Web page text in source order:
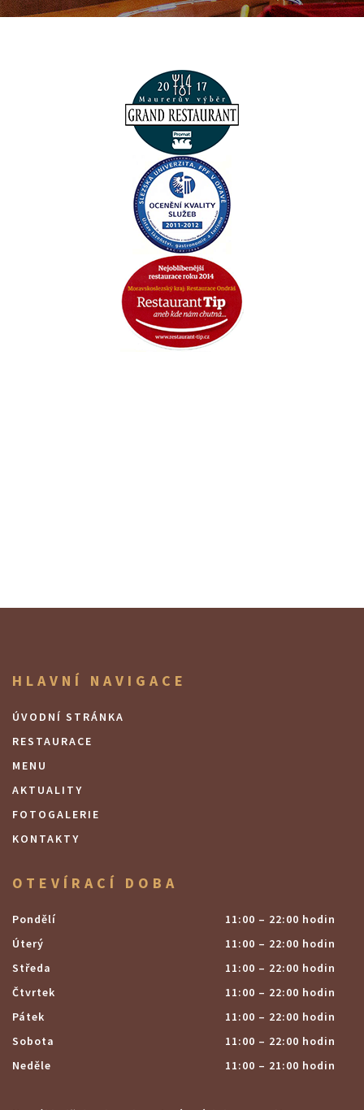
HLAVNÍ NAVIGACE
ÚVODNÍ STRÁNKA
RESTAURACE
MENU
AKTUALITY
FOTOGALERIE
KONTAKTY
OTEVÍRACÍ DOBA
Pondělí
11:00 – 22:00 hodin
Úterý
11:00 – 22:00 hodin
Středa
11:00 – 22:00 hodin
Čtvrtek
11:00 – 22:00 hodin
Pátek
11:00 – 22:00 hodin
Sobota
11:00 – 22:00 hodin
Neděle
11:00 – 21:00 hodin